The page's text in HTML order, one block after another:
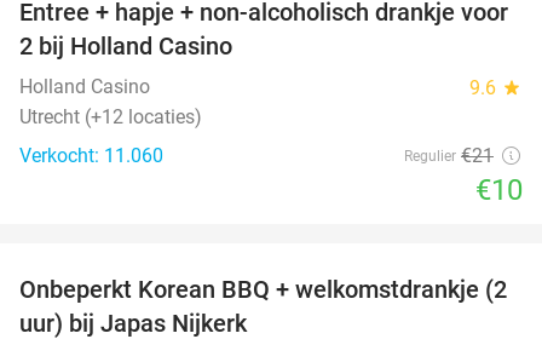
52%
Entree + hapje + non-alcoholisch drankje voor
2 bij Holland Casino
Holland Casino 9.6 star
Utrecht (+12 locaties)
Verkocht: 11.060
Regulier €21
€10
34%
Onbeperkt Korean BBQ + welkomstdrankje (2
uur) bij Japas Nijkerk